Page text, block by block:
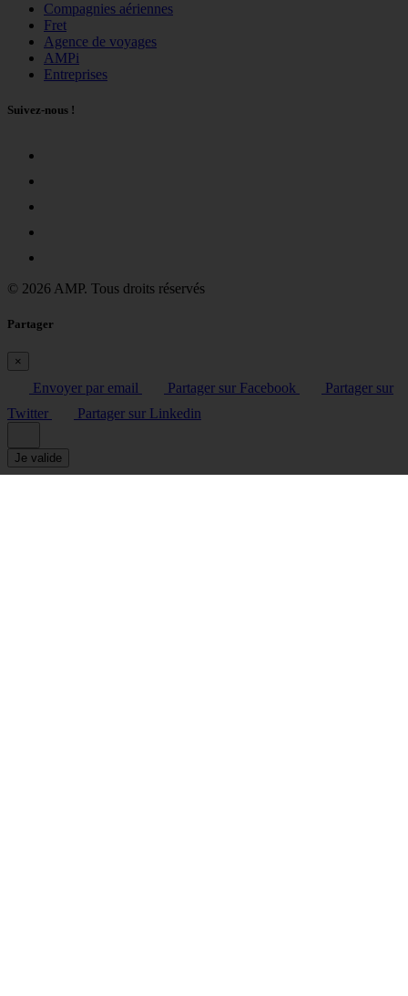
Compagnies aériennes
Fret
Agence de voyages
AMPi
Entreprises
Suivez-nous !
© 2026 AMP. Tous droits réservés
Partager
×
Envoyer par email Partager sur Facebook
Partager sur
Twitter
Partager sur Linkedin
Je valide